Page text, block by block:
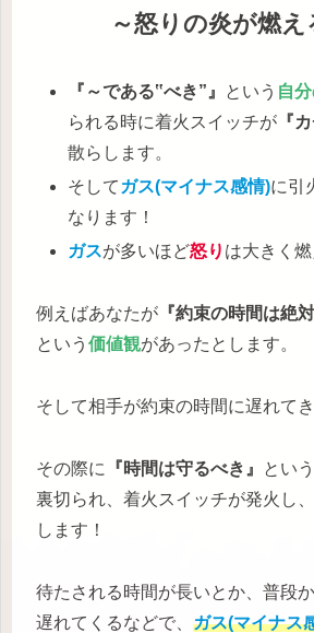
～怒りの炎が燃え
『～である‟べき”』 という 自
られる時に着火スイッチが 『
散らします。
そして ガス(マイナス感情)に引
なります！
ガスが多いほど怒り は大きく燃
例えばあなたが 『約束の時間は絶
という 価値観があったとします。
そして相手が約束の時間に遅れてき
その際に 『時間は守るべき』 という
裏切られ、着火スイッチが発火し、
します！
待たされる時間が長いとか、普段
遅れてくるなどで、 ガス(マイナス